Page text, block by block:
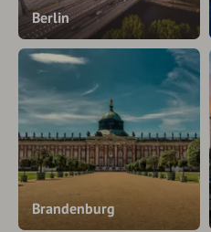
Berlin
Brandenburg